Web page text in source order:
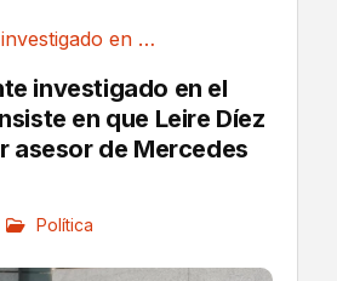
El comandante investigado en el caso Koldo...
investigado en el
en que Leire Díez
asesor de Mercedes
Política